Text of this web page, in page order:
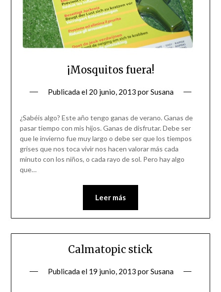
¡Mosquitos fuera!
Publicada el 20 junio, 2013 porSusana
¿Sabéis algo? Este año tengo ganas de verano. Ganas de
pasar tiempo con mis hijos. Ganas de disfrutar. Debe ser
que le invierno fue muy largo o debe ser que los tiempos
grises que nos toca vivir nos hacen valorar más cada
minuto con los niños, o cada rayo de sol. Pero hay algo
que…
Leer más
Calmatopic stick
Publicada el 19 junio, 2013 porSusana